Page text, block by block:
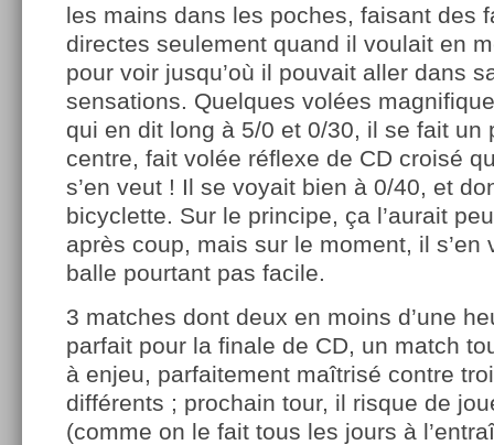
les mains dans les poches, faisant des
directes seulement quand il voulait en
pour voir jusqu’où il pouvait aller dans
sensations. Quelques volées
qui en dit long à 5/0 et 0/30, il se fait un
centre, fait volée réflexe de CD croisé
s’en veut ! Il se voyait bien à 0/40, et
bicyclette. Sur le principe, ça l’aurait
après coup, mais sur le moment, il s’en
balle pourtant pas facile.
3 matches dont deux en moins d’une
parfait pour la finale de CD, un match
à enjeu, parfaitement maîtrisé contre
différents ; prochain tour, il risque de
(comme on le fait tous les jours à